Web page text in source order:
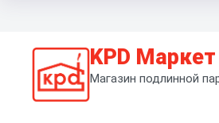
KPD Маркет
Магазин подлинной